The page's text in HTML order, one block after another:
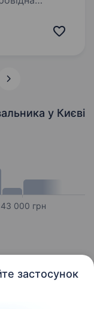
застосунок
товару…
у Києві
43 000 грн